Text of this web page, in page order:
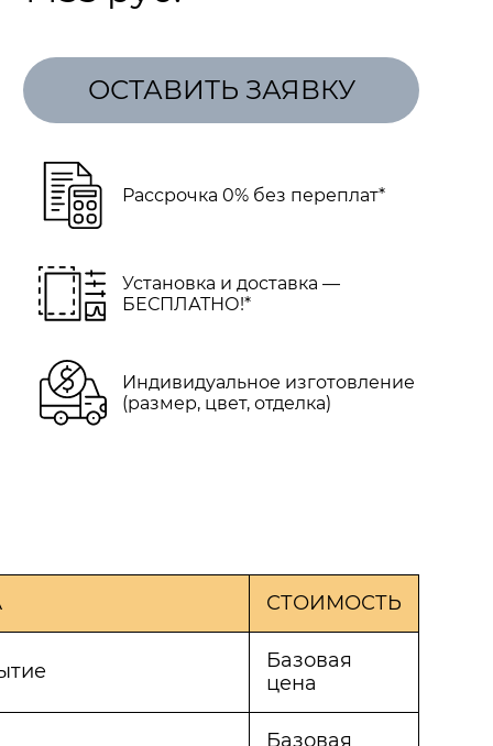
ОСТАВИТЬ ЗАЯВКУ
Рассрочка 0% без переплат*
Установка и доставка —
БЕСПЛАТНО!*
Индивидуальное изготовление
(размер, цвет, отделка)
СТОИМОСТЬ
Базовая
цена
Базовая